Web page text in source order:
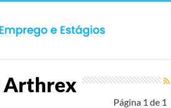
Arthrex
Página 1 de 1